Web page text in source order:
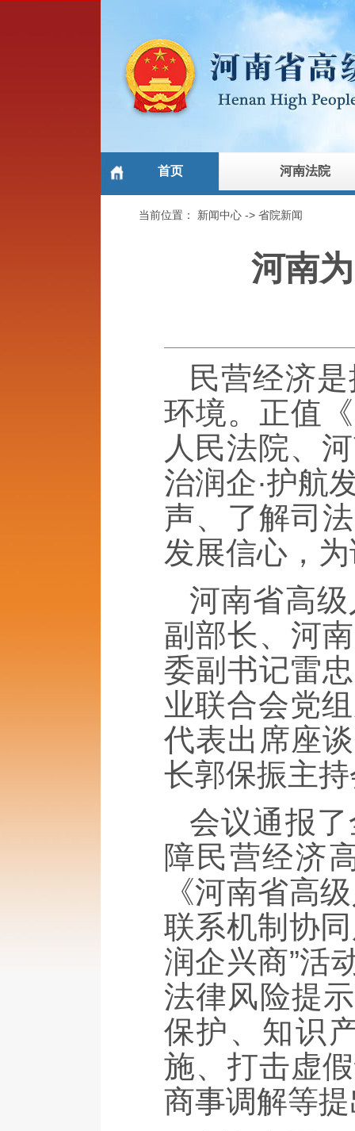
首页 河南法院
当前位置： 新闻中心 ->省院新闻
河南
民营经济
环境。正值
人民法院、
治润企·护航
声、了解司
发展信心，
河南省高
副部长、河
委副书记雷
业联合会党
代表出席座
长郭保振主
会议通报
障民营经济
《河南省高
联系机制协
润企兴商”活
法律风险提
保护、知识
施、打击虚
商事调解等